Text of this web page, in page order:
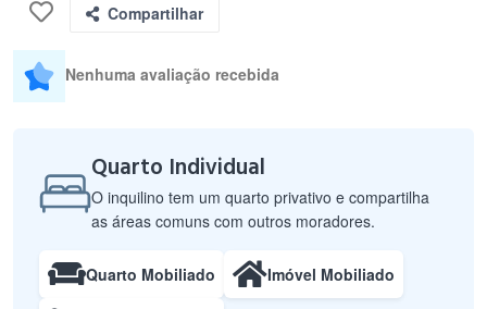
Compartilhar
Nenhuma avaliação recebida
Quarto Individual
O inquilino tem um quarto privativo e compartilha
as áreas comuns com outros moradores.
Quarto Mobiliado Imóvel Mobiliado